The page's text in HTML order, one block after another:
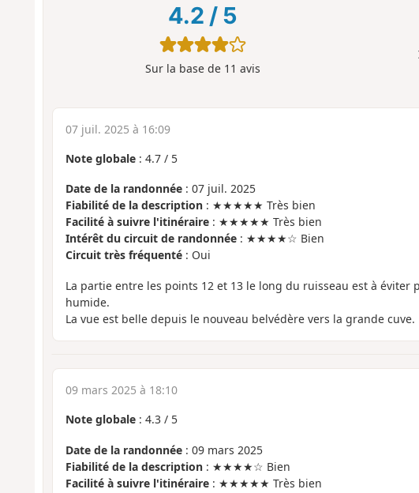
4.2 / 5
Sur la base de 11 avis
07 juil. 2025 à 16:09
Note globale: 4.7/ 5
Date de la randonnée: 07 juil. 2025
Fiabilité de la description: ★★★★★ Très bien
Facilité à suivre l'itinéraire: ★★★★★ Très bien
Intérêt du circuit de randonnée: ★★★★☆ Bien
Circuit très fréquenté: Oui
La partie entre les points 12 et 13 le long du ruisseau est à éviter
humide.
La vue est belle depuis le nouveau belvédère vers la grande cuve.
09 mars 2025 à 18:10
Note globale: 4.3/ 5
Date de la randonnée: 09 mars 2025
Fiabilité de la description: ★★★★☆ Bien
Facilité à suivre l'itinéraire: ★★★★★ Très bien